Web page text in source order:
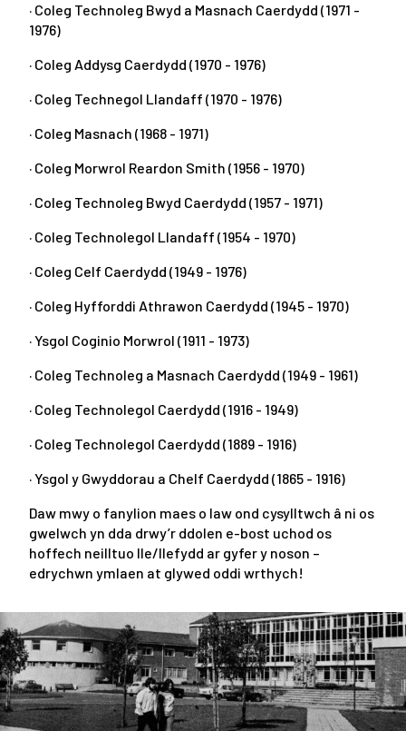
· Coleg Technoleg Bwyd a Masnach Caerdydd (1971 -
1976)
· Coleg Addysg Caerdydd (1970 - 1976)
· Coleg Technegol Llandaff (1970 - 1976)
· Coleg Masnach (1968 - 1971)
· Coleg Morwrol Reardon Smith (1956 - 1970)
· Coleg Technoleg Bwyd Caerdydd (1957 - 1971)
· Coleg Technolegol Llandaff (1954 - 1970)
· Coleg Celf Caerdydd (1949 - 1976)
· Coleg Hyfforddi Athrawon Caerdydd (1945 - 1970)
· Ysgol Coginio Morwrol (1911 - 1973)
· Coleg Technoleg a Masnach Caerdydd (1949 - 1961)
· Coleg Technolegol Caerdydd (1916 - 1949)
· Coleg Technolegol Caerdydd (1889 - 1916)
· Ysgol y Gwyddorau a Chelf Caerdydd (1865 - 1916)
Daw mwy o fanylion maes o law ond cysylltwch â ni os
gwelwch yn dda drwy’r ddolen e-bost uchod os
hoffech neilltuo lle/llefydd ar gyfer y noson –
edrychwn ymlaen at glywed oddi wrthych!